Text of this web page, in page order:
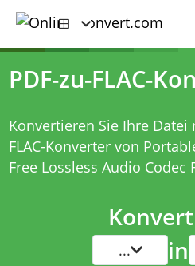
PDF-zu-FLAC-
Konvertieren Sie Ihre Datei
FLAC-Konvertervon
Free Lossless Audio Codec
... in